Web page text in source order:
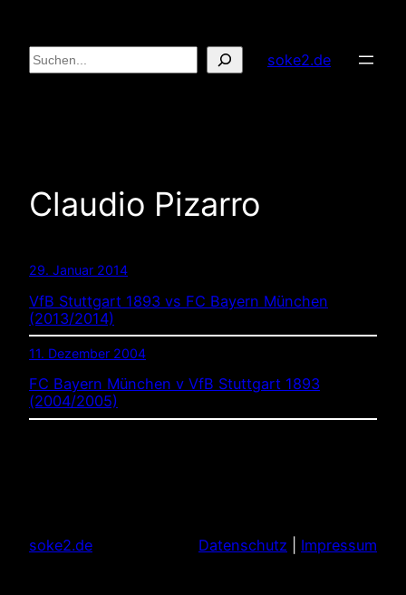
Inhalt
springen
Suchen soke2.de
Claudio Pizarro
29. Januar 2014
VfB Stuttgart 1893 vs FC Bayern München
(2013/2014)
11. Dezember 2004
FC Bayern München v VfB Stuttgart 1893
(2004/2005)
soke2.de Datenschutz Impressum